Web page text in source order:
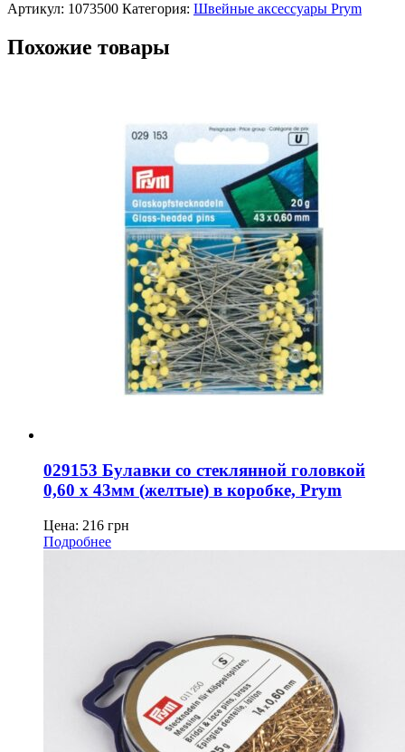
Артикул: 1073500 Категория: Швейные аксессуары Prym
Похожие товары
029153 Булавки со стеклянной головкой
0,60 x 43мм (желтые) в коробке, Prym
Цена: 216 грн
Подробнее